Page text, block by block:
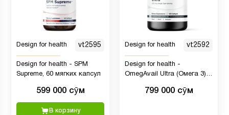
Design for health vt2595
Design for health - SPM
Supreme, 60 мягких капсул
599 000 сӯм
В корзину
Design for health vt2592
Design for health -
OmegAvail Ultra (Омега 3),
799 000 сӯм